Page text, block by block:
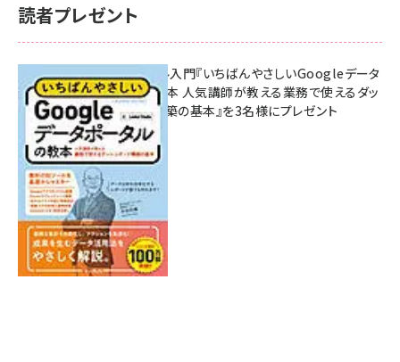
読者プレゼント
無料BIツール入門『いちばんやさしいGoogleデータ
ポータルの教本 人気講師が教える業務で使えるダッ
シュボード構築の基本』を3名様にプレゼント
7月31日 10:00